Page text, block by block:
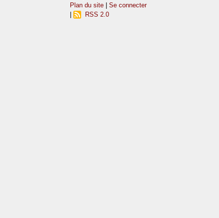
Plan du site |Se connecter
RSS 2.0